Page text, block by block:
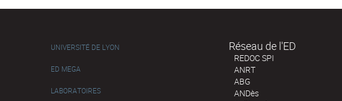
UNIVERSITÉ DE LYON
ED MEGA
LABORATOIRES
Réseau de l'ED
REDOC SPI
ANRT
ABG
ANDès